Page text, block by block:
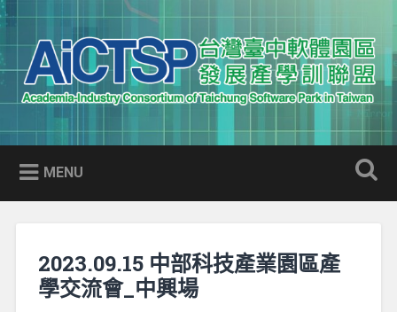
Skip
to
content
Search
AICTSP 台灣臺中軟體園區發展
產學訓聯盟
Academia-Industry Consortium of Taichung Software Park
in Taiwan
MENU
2023.09.15 中部科技產業園區產
學交流會_中興場